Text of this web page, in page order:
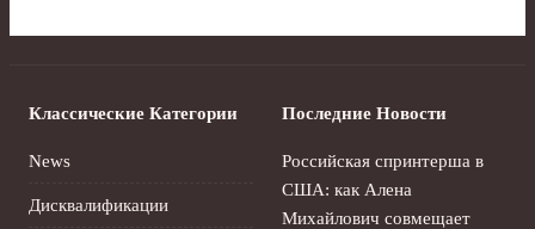
Классические Категории
News
Дисквалификации
Последние Новости
Российская спринтерша в
США: как Алена
Михайлович совмещает